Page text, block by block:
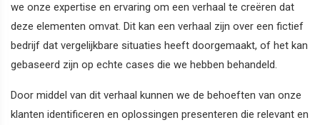
we onze expertise en ervaring om een verhaal te creëren dat
deze elementen omvat. Dit kan een verhaal zijn over een fictief
bedrijf dat vergelijkbare situaties heeft doorgemaakt, of het kan
gebaseerd zijn op echte cases die we hebben behandeld.
Door middel van dit verhaal kunnen we de behoeften van onze
klanten identificeren en oplossingen presenteren die relevant en